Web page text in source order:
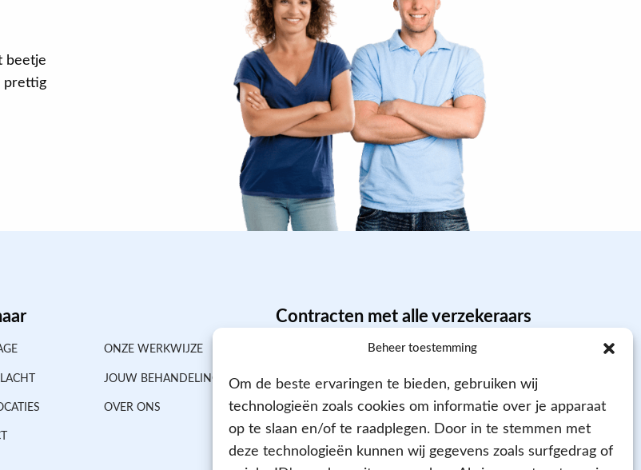
Beheer toestemming
Om de beste ervaringen te bieden, gebruiken wij
technologieën zoals cookies om informatie over je apparaat
op te slaan en/of te raadplegen. Door in te stemmen met
deze technologieën kunnen wij gegevens zoals surfgedrag of
beetje
prettig
ONZE WERKWIJZE
JOUW BEHANDELING
OVER ONS
Contracten met alle verzekeraars